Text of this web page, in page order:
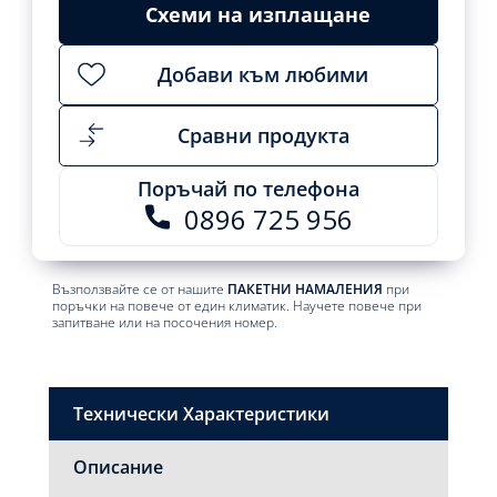
лв..
лв..
Схеми на изплащане
Добави към любими
Сравни продукта
Поръчай по телефона
0896 725 956
Възползвайте се от нашите ПАКЕТНИ НАМАЛЕНИЯ при
поръчки на повече от един климатик. Научете повече при
запитване или на посочения номер.
Технически Характеристики
Описание